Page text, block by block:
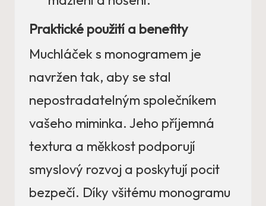
Praktické použití a benefity
Muchláček s monogramem je
navržen tak, aby se stal
nepostradatelným společníkem
vašeho miminka. Jeho příjemná
textura a měkkost podporují
smyslový rozvoj a poskytují pocit
bezpečí. Díky všitému monogramu